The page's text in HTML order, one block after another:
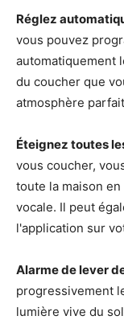
Réglez
vous pouvez
automatiquement
du coucher que
atmosphère
Éteignez toutes
vous coucher,
toute la maison
vocale. Il peut
l'application sur
Alarme de lever
progressivement
lumière vive du